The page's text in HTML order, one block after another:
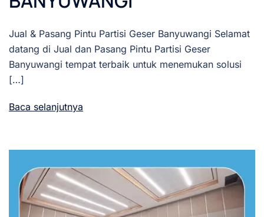
Jual & Pasang Pintu Partisi Geser Banyuwangi Selamat
datang di Jual dan Pasang Pintu Partisi Geser
Banyuwangi tempat terbaik untuk menemukan solusi
[…]
Baca selanjutnya